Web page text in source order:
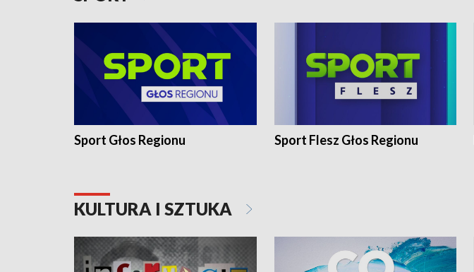
Sport Głos Regionu Sport Flesz Głos Regionu
KULTURA I SZTUKA